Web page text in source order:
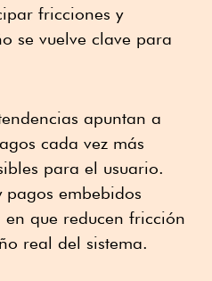
fricciones y
se vuelve clave para
apuntan a
cada vez más
para el usuario.
pagos embebidos
que reducen fricción
real del sistema.